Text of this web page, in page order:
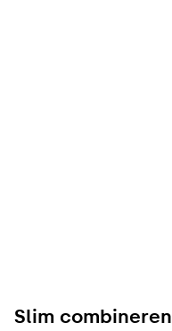
Slim combineren